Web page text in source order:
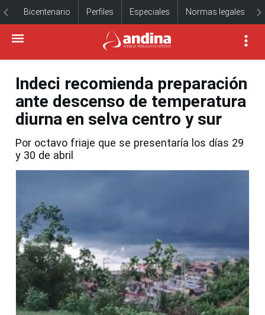
Bicentenario Perfiles Especiales Normas legales
Indeci recomienda preparación
ante descenso de temperatura
diurna en selva centro y sur
Por octavo friaje que se presentaría los días 29
y 30 de abril